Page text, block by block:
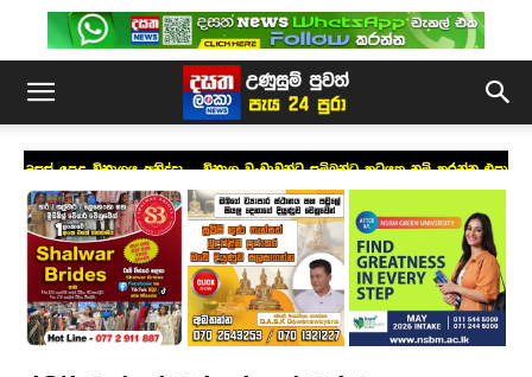
උසස් පෙළ විභාගය අනිද්දා – විභාග වංචාවන්ට සම්බන්ධ කටයුතු නම් කරන්න එපා
!